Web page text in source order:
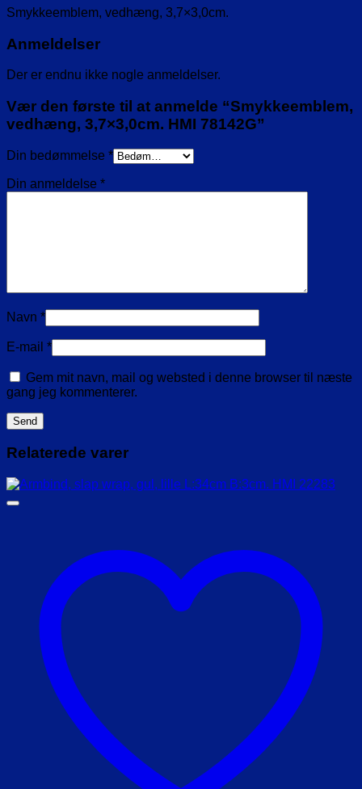
Smykkeemblem, vedhæng, 3,7×3,0cm.
Anmeldelser
Der er endnu ikke nogle anmeldelser.
Vær den første til at anmelde “Smykkeemblem,
vedhæng, 3,7×3,0cm. HMI 78142G”
Din bedømmelse *
Din anmeldelse *
Navn *
E-mail *
Gem mit navn, mail og websted i denne browser til næste
gang jeg kommenterer.
Relaterede varer